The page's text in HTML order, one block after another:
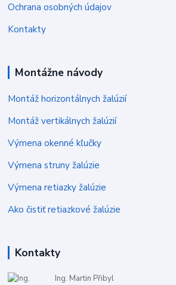
Ochrana osobných údajov
Kontakty
Montážne návody
Montáž horizontálnych žalúzií
Montáž vertikálnych žalúzií
Výmena okenné kľučky
Výmena struny žalúzie
Výmena retiazky žalúzie
Ako čistiť retiazkové žalúzie
Kontakty
Ing. Martin Přibyl